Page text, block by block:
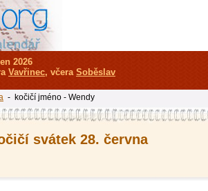
svátek 28. června
2026
Vavřinec, včera Soběslav
- kočičí jméno - Wendy